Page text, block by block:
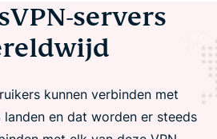
servers
kunnen verbinden met
landen en dat worden er steeds